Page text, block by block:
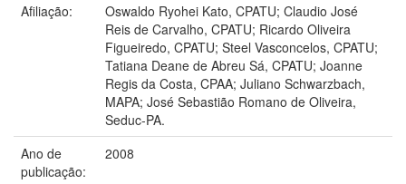
Afiliação:
Oswaldo Ryohei Kato, CPATU; Claudio José
Reis de Carvalho, CPATU; Ricardo Oliveira
Figueiredo, CPATU; Steel Vasconcelos, CPATU;
Tatiana Deane de Abreu Sá, CPATU; Joanne
Regis da Costa, CPAA; Juliano Schwarzbach,
MAPA; José Sebastião Romano de Oliveira,
Seduc-PA.
Ano de
publicação:
2008